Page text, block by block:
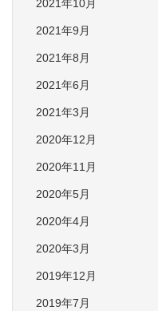
2021年10月
2021年9月
2021年8月
2021年6月
2021年3月
2020年12月
2020年11月
2020年5月
2020年4月
2020年3月
2019年12月
2019年7月